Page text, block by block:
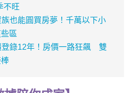
不旺
也能圓買房夢！千萬以下小
區
登錄12年！房價一路狂飆 雙